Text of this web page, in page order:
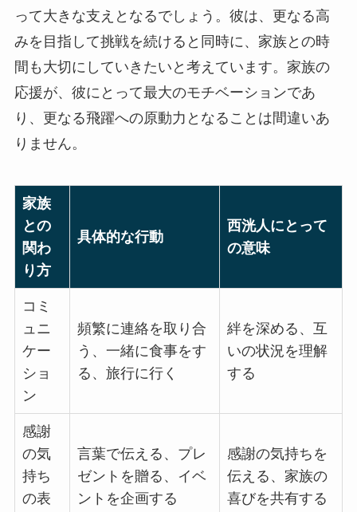
って大きな支えとなるでしょう。彼は、更なる高
みを目指して挑戦を続けると同時に、家族との時
間も大切にしていきたいと考えています。家族の
応援が、彼にとって最大のモチベーションであ
り、更なる飛躍への原動力となることは間違いあ
りません。
家族
との
関わ
り方
具体的な行動
西洸人にとって
の意味
コミ
ュニ
ケー
ショ
ン
頻繁に連絡を取り合
う、一緒に食事をす
る、旅行に行く
絆を深める、互
いの状況を理解
する
感謝
の気
持ち
の表
言葉で伝える、プレ
ゼントを贈る、イベ
ントを企画する
感謝の気持ちを
伝える、家族の
喜びを共有する